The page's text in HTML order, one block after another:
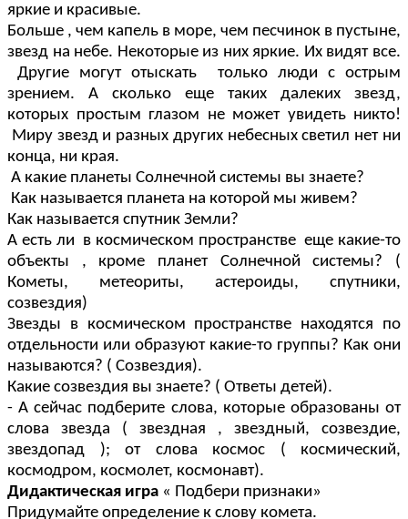
яркие и красивые.
Больше , чем капель в море, чем песчинок в пустыне,
звезд на небе. Некоторые из них яркие. Их видят все.
Другие могут отыскать только люди с острым
зрением. А сколько еще таких далеких звезд,
которых простым глазом не может увидеть никто!
Миру звезд и разных других небесных светил нет ни
конца, ни края.
А какие планеты Солнечной системы вы знаете?
Как называется планета на которой мы живем?
Как называется спутник Земли?
А есть ли в космическом пространстве еще какие-то
объекты , кроме планет Солнечной системы? (
Кометы, метеориты, астероиды, спутники,
созвездия)
Звезды в космическом пространстве находятся по
отдельности или образуют какие-то группы? Как они
называются? ( Созвездия).
Какие созвездия вы знаете? ( Ответы детей).
- А сейчас подберите слова, которые образованы от
слова звезда ( звездная , звездный, созвездие,
звездопад ); от слова космос ( космический,
космодром, космолет, космонавт).
Дидактическая игра « Подбери признаки»
Придумайте определение к слову комета.